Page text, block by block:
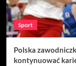
Sport
Polska
kontynuować